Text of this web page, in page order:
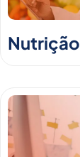
Nutrição